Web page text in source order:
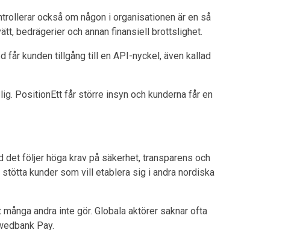
också om någon i organisationen är en så
bedrägerier och annan finansiell brottslighet.
får kunden tillgång till en API-nyckel, även kallad
PositionEtt får större insyn och kunderna får en
följer höga krav på säkerhet, transparens och
kunder som vill etablera sig i andra nordiska
andra inte gör. Globala aktörer saknar ofta
Pay.